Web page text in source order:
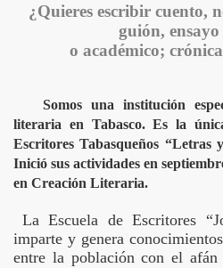
¿Quieres escribir cuento,
guión,
o académico;
Somos una institución
literaria en Tabasco. Es la
Escritores Tabasqueños “Letras
Inició sus actividades en
en Creación Literaria.
La Escuela de Escritores
imparte y genera
entre la población con el